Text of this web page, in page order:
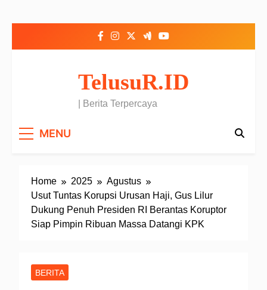
TelusuR.ID
| Berita Terpercaya
MENU
Home 2025
Agustus
Usut Tuntas Korupsi Urusan Haji, Gus Lilur
Dukung Penuh Presiden RI Berantas Koruptor
Siap Pimpin Ribuan Massa Datangi KPK
BERITA